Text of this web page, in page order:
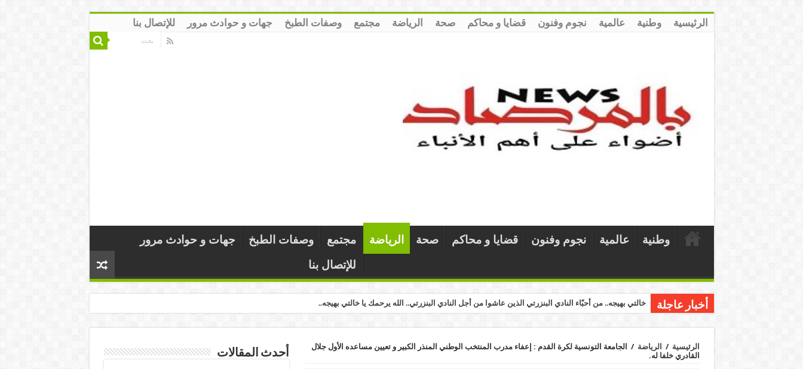
الرئيسية وطنية عالمية نجوم وفنون قضايا و محاكم صحة الرياضة مجتمع وصفات الطبخ جهات و حوادث مرور للإتصال بنا
وطنية عالمية نجوم وفنون قضايا و محاكم صحة الرياضة مجتمع وصفات الطبخ
جهات و حوادث مرور
للإتصال بنا
أخبار عاجلة خالتي بهيجه.. من أحبّاء النادي البنزرتي الذين عاشوا من أجل النادي البنزرتي.. الله يرحمك يا خالتي بهيجه..
الرئيسية / الرياضة /
الجامعة التونسية لكرة القدم : إعفاء مدرب المنتخب الوطني المنذر الكبير و تعيين مساعده الأول جلال
القادري خلفا له.
أحدث المقالات